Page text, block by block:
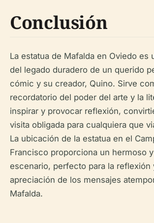
Conclusión
La estatua de Mafalda en Oviedo es
del legado duradero de un querido
cómic y su creador, Quino. Sirve
recordatorio del poder del arte y la
inspirar y provocar reflexión,
visita obligada para cualquiera que
La ubicación de la estatua en el
Francisco proporciona un hermoso
escenario, perfecto para la reflexión
apreciación de los mensajes
Mafalda.